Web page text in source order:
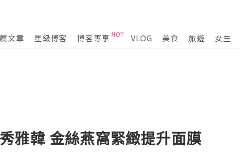
文章 星級博客 博客專享 VLOG 美食 旅遊 女生
雅韓 金絲燕窩緊緻提升面膜